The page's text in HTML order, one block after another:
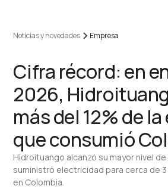
Noticias y novedades Empresa
Cifra récord: en
2026,
más del 12% de
que consumió
Hidroituango alcanzó su mayor nivel
suministró electricidad para cerca de
en Colombia.